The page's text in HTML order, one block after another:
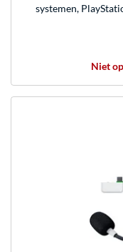
systemen,
Niet